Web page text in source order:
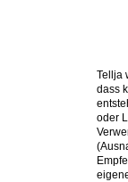
Tellja
dass
oder